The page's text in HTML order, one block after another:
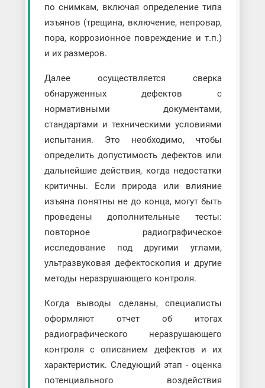
по снимкам, включая определение типа
изъянов (трещина, включение, непровар,
пора, коррозионное повреждение и т.п.)
и их размеров.
Далее осуществляется сверка
обнаруженных дефектов с
нормативными документами,
стандартами и техническими условиями
испытания. Это необходимо, чтобы
определить допустимость дефектов или
дальнейшие действия, когда недостатки
критичны. Если природа или влияние
изъяна понятны не до конца, могут быть
проведены дополнительные тесты:
повторное радиографическое
исследование под другими углами,
ультразвуковая дефектоскопия и другие
методы неразрушающего контроля.
Когда выводы сделаны, специалисты
оформляют отчет об итогах
радиографического неразрушающего
контроля с описанием дефектов и их
характеристик. Следующий этап - оценка
потенциального воздействия